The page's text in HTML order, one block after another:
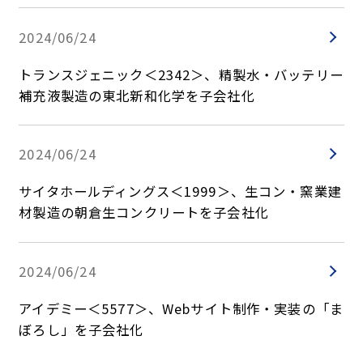
2024/06/24
トランスジェニック＜2342＞、精製水・バッテリー
補充液製造の東北新和化学を子会社化
2024/06/24
サイタホールディングス＜1999＞、生コン・窯業建
材製造の朝倉生コンクリートを子会社化
2024/06/24
アイデミー＜5577＞、Webサイト制作・実装の「ま
ぼろし」を子会社化